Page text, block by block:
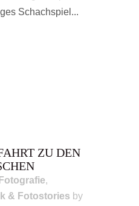
Schachspiel...
ZU DEN
Fotografie,
& Fotostories by